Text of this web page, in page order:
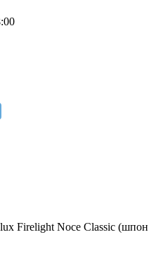
Firelight Noce Classic (шпон